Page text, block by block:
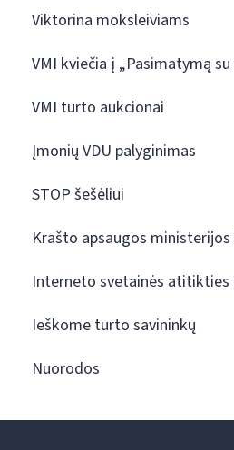
Viktorina moksleiviams
VMI kviečia į „Pasimatymą
VMI turto aukcionai
Įmonių VDU palyginimas
STOP šešėliui
Krašto apsaugos
Interneto svetainės atitikties
Ieškome turto savininkų
Nuorodos